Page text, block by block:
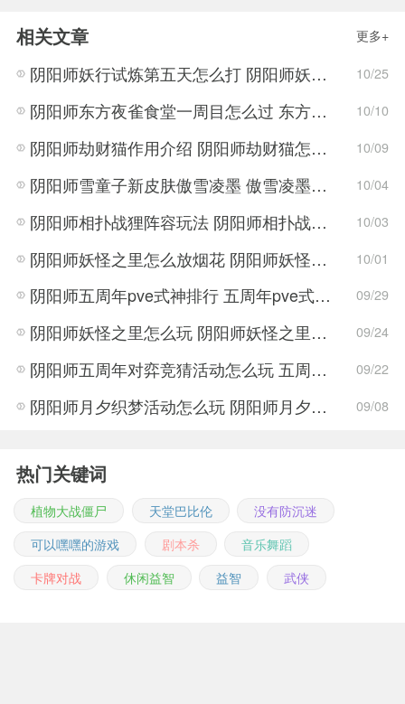
相关文章 更多+
阴阳师妖行试炼第五天怎么打 阴阳师妖行试炼第五天阵容搭配 10/25
阴阳师东方夜雀食堂一周目怎么过 东方夜雀食堂一周目通关方法 10/10
阴阳师劫财猫作用介绍 阴阳师劫财猫怎么用 10/09
阴阳师雪童子新皮肤傲雪凌墨 傲雪凌墨怎么获得 10/04
阴阳师相扑战狸阵容玩法 阴阳师相扑战狸阵容搭配 10/03
阴阳师妖怪之里怎么放烟花 阴阳师妖怪之里放烟花的位置 10/01
阴阳师五周年pve式神排行 五周年pve式神哪个最强 09/29
阴阳师妖怪之里怎么玩 阴阳师妖怪之里兑换码分享 09/24
阴阳师五周年对弈竞猜活动怎么玩 五周年对弈竞猜活动玩法攻略 09/22
阴阳师月夕织梦活动怎么玩 阴阳师月夕织梦活动玩法攻略 09/08
热门关键词
植物大战僵尸 天堂巴比伦
没有防沉迷
可以嘿嘿的游戏
剧本杀
音乐舞蹈
卡牌对战
休闲益智 益智 武侠